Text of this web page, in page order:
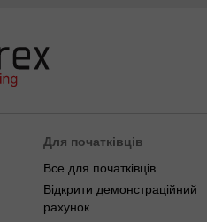
Для початківців
Все для початківців
Відкрити демонстраційний
рахунок